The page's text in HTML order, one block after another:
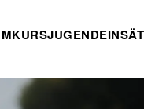
JUGEND